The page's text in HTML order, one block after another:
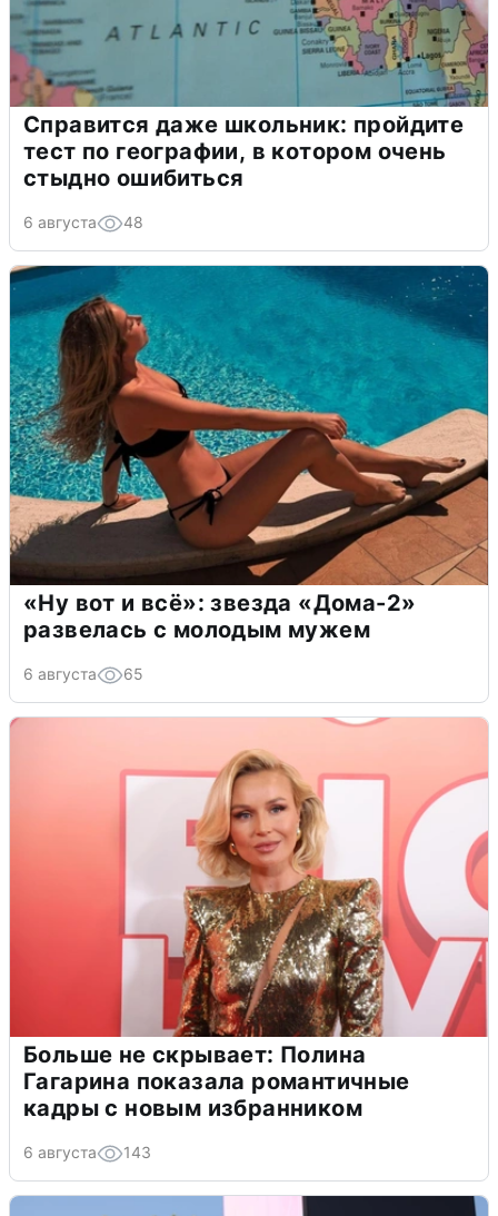
Справится даже школьник: пройдите
тест по географии, в котором очень
стыдно ошибиться
6 августа 48
«Ну вот и всё»: звезда «Дома-2»
развелась с молодым мужем
6 августа 65
Больше не скрывает: Полина
Гагарина показала романтичные
кадры с новым избранником
6 августа 143